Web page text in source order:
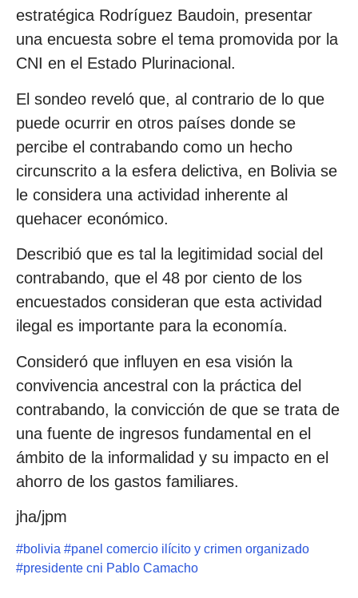
estratégica Rodríguez Baudoin, presentar
una encuesta sobre el tema promovida por la
CNI en el Estado Plurinacional.
El sondeo reveló que, al contrario de lo que
puede ocurrir en otros países donde se
percibe el contrabando como un hecho
circunscrito a la esfera delictiva, en Bolivia se
le considera una actividad inherente al
quehacer económico.
Describió que es tal la legitimidad social del
contrabando, que el 48 por ciento de los
encuestados consideran que esta actividad
ilegal es importante para la economía.
Consideró que influyen en esa visión la
convivencia ancestral con la práctica del
contrabando, la convicción de que se trata de
una fuente de ingresos fundamental en el
ámbito de la informalidad y su impacto en el
ahorro de los gastos familiares.
jha/jpm
#bolivia #panel comercio ilícito y crimen organizado
#presidente cni Pablo Camacho